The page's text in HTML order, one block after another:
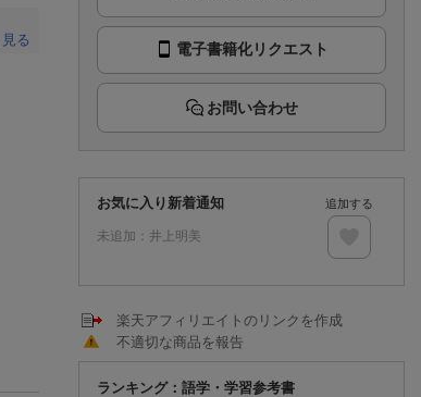
る
電子書籍化リクエスト
お問い合わせ
お気に入り新着通知
未追加： 井上明美
追加する
楽天アフィリエイトのリンクを作成
不適切な商品を報告
ランキング：語学・学習参考書